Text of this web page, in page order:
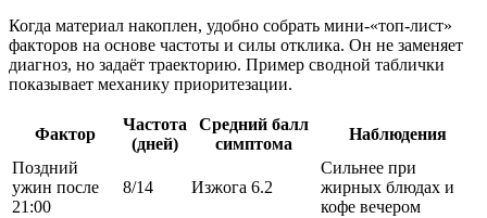
Когда материал накоплен, удобно собрать мини-«топ-лист»
факторов на основе частоты и силы отклика. Он не заменяет
диагноз, но задаёт траекторию. Пример сводной таблички
показывает механику приоритезации.
Фактор
Частота
(дней)
Средний балл
симптома
Наблюдения
Поздний
ужин после
21:00
8/14 Изжога 6.2
Сильнее при
жирных блюдах и
кофе вечером